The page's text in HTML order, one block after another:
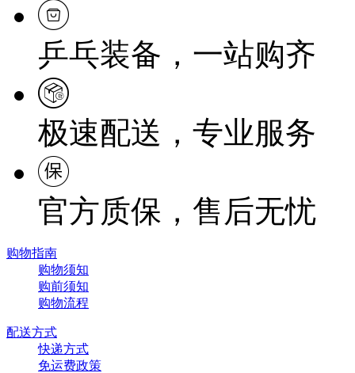
乒乓装备，一站购齐
极速配送，专业服务
官方质保，售后无忧
购物指南
购物须知
购前须知
购物流程
配送方式
快递方式
免运费政策